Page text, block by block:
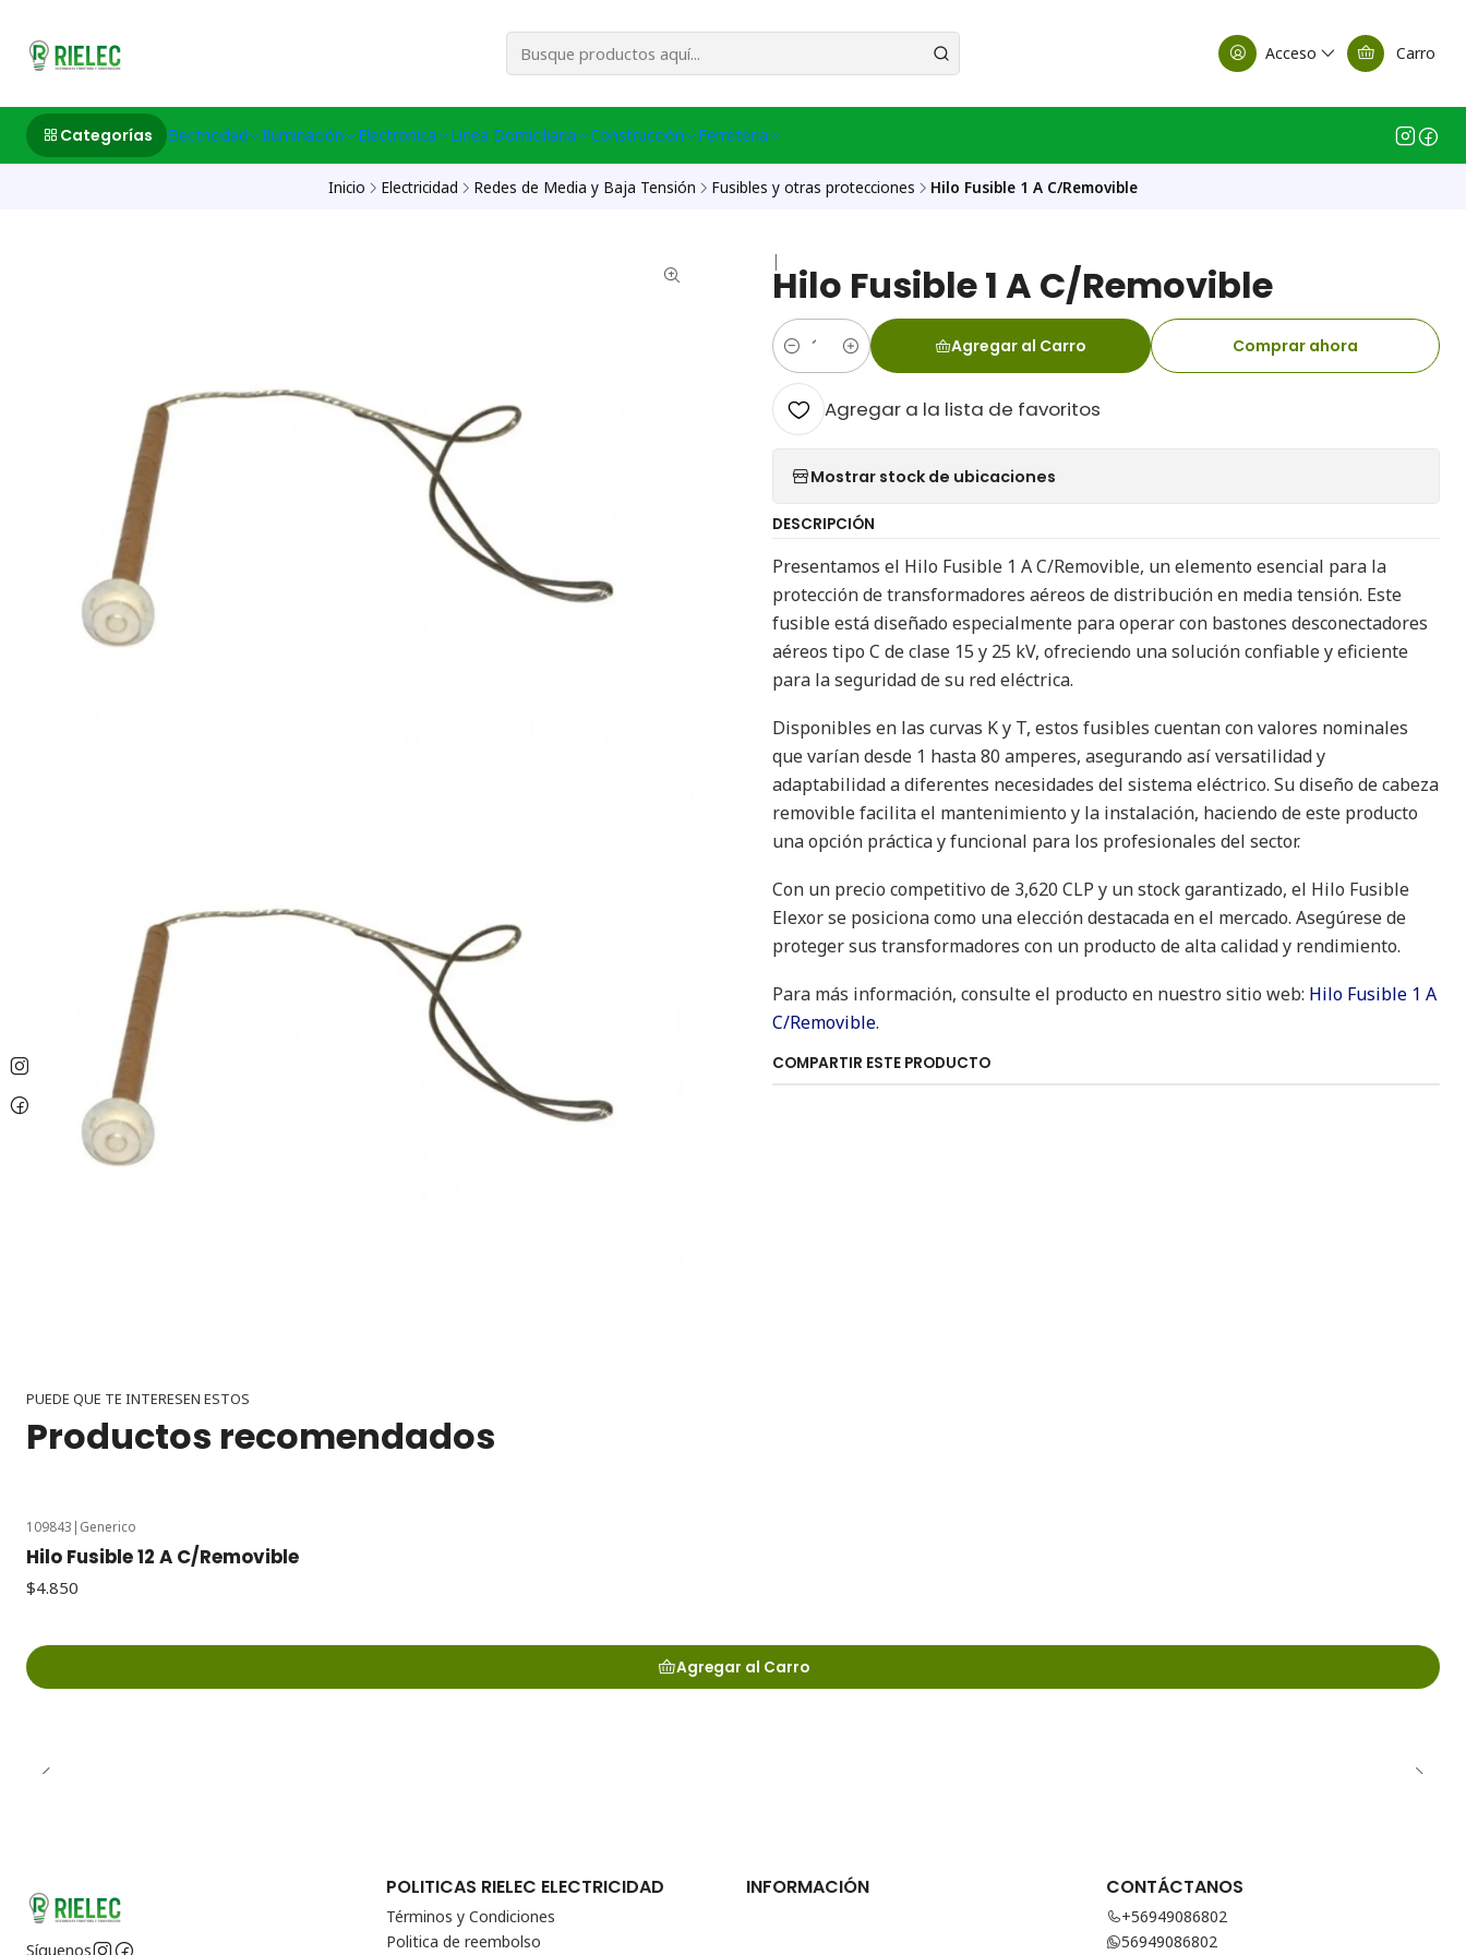
Acceso Carro
Categorías Electricidad Iluminación Electronica Linea Domiciliaria Construcción Ferreteria
Inicio Electricidad Redes de Media y Baja Tensión Fusibles y otras protecciones Hilo Fusible 1 A C/Removible
|
Hilo Fusible 1 A C/Removible
Cantidad
Agregar al Carro Comprar ahora
Agregar a la lista de favoritos
Mostrar stock de ubicaciones
DESCRIPCIÓN
Presentamos el Hilo Fusible 1 A C/Removible, un elemento esencial para la
protección de transformadores aéreos de distribución en media tensión. Este
fusible está diseñado especialmente para operar con bastones desconectadores
aéreos tipo C de clase 15 y 25 kV, ofreciendo una solución confiable y eficiente
para la seguridad de su red eléctrica.
Disponibles en las curvas K y T, estos fusibles cuentan con valores nominales
que varían desde 1 hasta 80 amperes, asegurando así versatilidad y
adaptabilidad a diferentes necesidades del sistema eléctrico. Su diseño de cabeza
removible facilita el mantenimiento y la instalación, haciendo de este producto
una opción práctica y funcional para los profesionales del sector.
Con un precio competitivo de 3,620 CLP y un stock garantizado, el Hilo Fusible
Elexor se posiciona como una elección destacada en el mercado. Asegúrese de
proteger sus transformadores con un producto de alta calidad y rendimiento.
Para más información, consulte el producto en nuestro sitio web: Hilo Fusible 1 A
C/Removible.
COMPARTIR ESTE PRODUCTO
PUEDE QUE TE INTERESEN ESTOS
Productos recomendados
109843 | Generico
Hilo Fusible 12 A C/Removible
$4.850
Agregar al Carro
Síguenos
POLITICAS RIELEC ELECTRICIDAD
Términos y Condiciones
Politica de reembolso
INFORMACIÓN CONTÁCTANOS
+56949086802
56949086802